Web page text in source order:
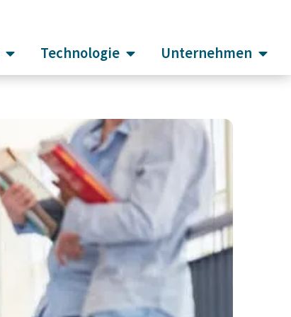
Technologie Unternehmen